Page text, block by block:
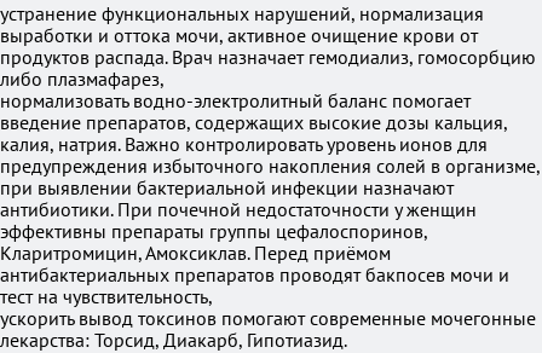
устранение функциональных нарушений, нормализация
выработки и оттока мочи, активное очищение крови от
продуктов распада. Врач назначает гемодиализ, гомосорбцию
либо плазмафарез,
нормализовать водно-электролитный баланс помогает
введение препаратов, содержащих высокие дозы кальция,
калия, натрия. Важно контролировать уровень ионов для
предупреждения избыточного накопления солей в организме,
при выявлении бактериальной инфекции назначают
антибиотики. При почечной недостаточности у женщин
эффективны препараты группы цефалоспоринов,
Кларитромицин, Амоксиклав. Перед приёмом
антибактериальных препаратов проводят бакпосев мочи и
тест на чувствительность,
ускорить вывод токсинов помогают современные мочегонные
лекарства: Торсид, Диакарб, Гипотиазид.